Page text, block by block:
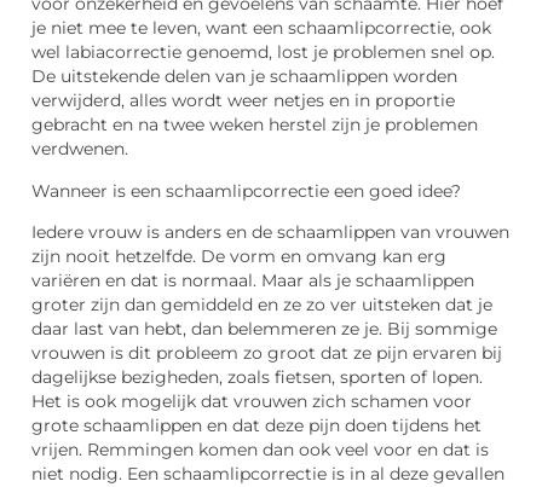
voor onzekerheid en gevoelens van schaamte. Hier hoef
je niet mee te leven, want een schaamlipcorrectie, ook
wel labiacorrectie genoemd, lost je problemen snel op.
De uitstekende delen van je schaamlippen worden
verwijderd, alles wordt weer netjes en in proportie
gebracht en na twee weken herstel zijn je problemen
verdwenen.
Wanneer is een schaamlipcorrectie een goed idee?
Iedere vrouw is anders en de schaamlippen van vrouwen
zijn nooit hetzelfde. De vorm en omvang kan erg
variëren en dat is normaal. Maar als je schaamlippen
groter zijn dan gemiddeld en ze zo ver uitsteken dat je
daar last van hebt, dan belemmeren ze je. Bij sommige
vrouwen is dit probleem zo groot dat ze pijn ervaren bij
dagelijkse bezigheden, zoals fietsen, sporten of lopen.
Het is ook mogelijk dat vrouwen zich schamen voor
grote schaamlippen en dat deze pijn doen tijdens het
vrijen. Remmingen komen dan ook veel voor en dat is
niet nodig. Een schaamlipcorrectie is in al deze gevallen